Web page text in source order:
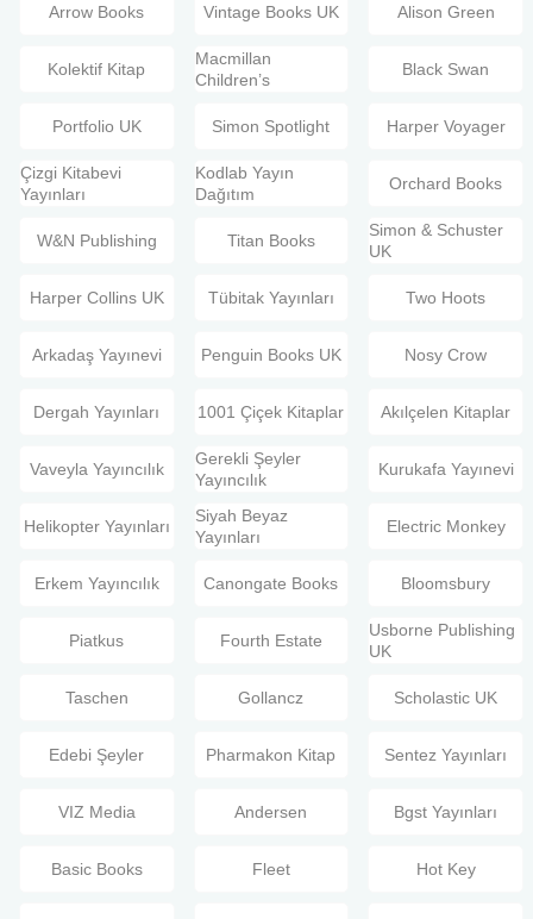
Arrow Books Vintage Books UK Alison Green
Kolektif Kitap
Macmillan
Children’s
Black Swan
Portfolio UK Simon Spotlight Harper Voyager
Çizgi Kitabevi
Yayınları
Kodlab Yayın
Dağıtım
Orchard Books
W&N Publishing Titan Books
Simon & Schuster
UK
Harper Collins UK Tübitak Yayınları Two Hoots
Arkadaş Yayınevi Penguin Books UK Nosy Crow
Dergah Yayınları 1001 Çiçek Kitaplar Akılçelen Kitaplar
Vaveyla Yayıncılık
Gerekli Şeyler
Yayıncılık
Kurukafa Yayınevi
Helikopter Yayınları
Siyah Beyaz
Yayınları
Electric Monkey
Erkem Yayıncılık Canongate Books Bloomsbury
Piatkus Fourth Estate
Usborne Publishing
UK
Taschen Gollancz Scholastic UK
Edebi Şeyler Pharmakon Kitap Sentez Yayınları
VIZ Media Andersen Bgst Yayınları
Basic Books Fleet Hot Key